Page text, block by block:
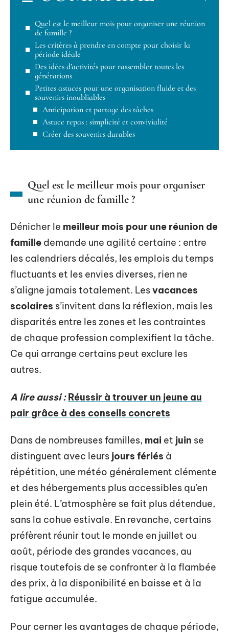
Quel est le meilleur mois pour organiser une réunion
de famille ?
Les critères à prendre en compte pour choisir la
période idéale
Des idées d’activités pour rassembler toutes les
générations
Petites astuces pour une organisation fluide et des
souvenirs inoubliables
Anticipation et partage des tâches
Astuce repas : simplicité et convivialité
Créer des souvenirs durables
Quel est le meilleur mois pour organiser
une réunion de famille ?
Dénicher le meilleur mois pour une réunion de
famille demande une agilité certaine : entre
les calendriers décalés, les emplois du temps
fluctuants et les envies diverses, rien ne
s’aligne jamais totalement. Lesvacances
scolaires s’invitent dans la réflexion, mais les
disparités entre les zones et les contraintes
de chaque profession complexifient la tâche.
Ce qui arrange certains peut exclure les
autres.
A lire aussi : Réussir à trouver un jeune au
pair grâce à des conseils concrets
Dans de nombreuses familles, mai et juin se
distinguent avec leurs jours fériés à
répétition, une météo généralement clémente
et des hébergements plus accessibles qu’en
plein été. L’atmosphère se fait plus détendue,
sans la cohue estivale. En revanche, certains
préfèrent réunir tout le monde en juillet ou
août, période des grandes vacances, au
risque toutefois de se confronter à la flambée
des prix, à la disponibilité en baisse et à la
fatigue accumulée.
Pour cerner les avantages de chaque période,